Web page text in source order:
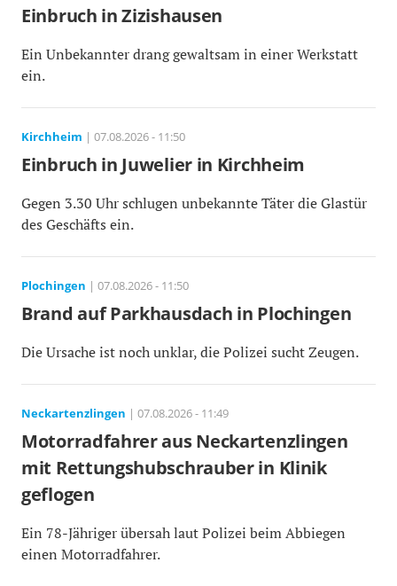
Einbruch in Zizishausen
Ein Unbekannter drang gewaltsam in einer Werkstatt
ein.
Kirchheim | 07.08.2026 - 11:50
Einbruch in Juwelier in Kirchheim
Gegen 3.30 Uhr schlugen unbekannte Täter die Glastür
des Geschäfts ein.
Plochingen | 07.08.2026 - 11:50
Brand auf Parkhausdach in Plochingen
Die Ursache ist noch unklar, die Polizei sucht Zeugen.
Neckartenzlingen | 07.08.2026 - 11:49
Motorradfahrer aus Neckartenzlingen
mit Rettungshubschrauber in Klinik
geflogen
Ein 78-Jähriger übersah laut Polizei beim Abbiegen
einen Motorradfahrer.